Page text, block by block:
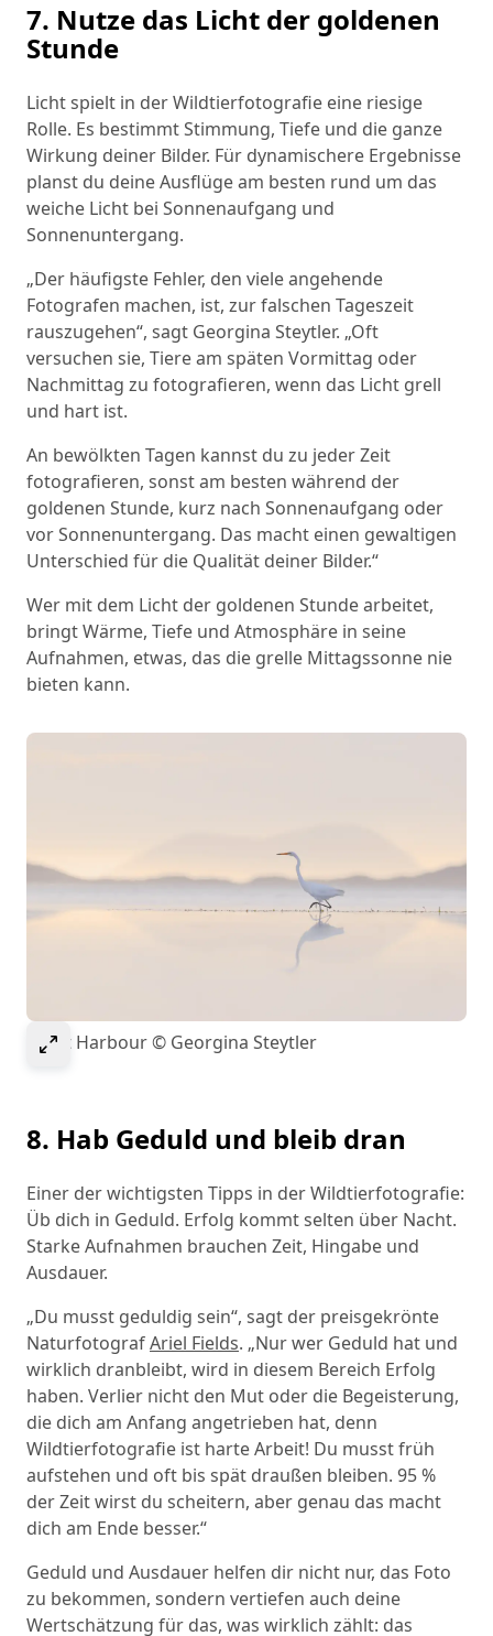
7. Nutze das Licht der goldenen
Stunde
Licht spielt in der Wildtierfotografie eine riesige
Rolle. Es bestimmt Stimmung, Tiefe und die ganze
Wirkung deiner Bilder. Für dynamischere Ergebnisse
planst du deine Ausflüge am besten rund um das
weiche Licht bei Sonnenaufgang und
Sonnenuntergang.
„Der häufigste Fehler, den viele angehende
Fotografen machen, ist, zur falschen Tageszeit
rauszugehen“, sagt Georgina Steytler. „Oft
versuchen sie, Tiere am späten Vormittag oder
Nachmittag zu fotografieren, wenn das Licht grell
und hart ist.
An bewölkten Tagen kannst du zu jeder Zeit
fotografieren, sonst am besten während der
goldenen Stunde, kurz nach Sonnenaufgang oder
vor Sonnenuntergang. Das macht einen gewaltigen
Unterschied für die Qualität deiner Bilder.“
Wer mit dem Licht der goldenen Stunde arbeitet,
bringt Wärme, Tiefe und Atmosphäre in seine
Aufnahmen, etwas, das die grelle Mittagssonne nie
bieten kann.
Select to expand image
Egret Harbour © Georgina Steytler
8. Hab Geduld und bleib dran
Einer der wichtigsten Tipps in der Wildtierfotografie:
Üb dich in Geduld. Erfolg kommt selten über Nacht.
Starke Aufnahmen brauchen Zeit, Hingabe und
Ausdauer.
„Du musst geduldig sein“, sagt der preisgekrönte
NaturfotografAriel Fields. „Nur wer Geduld hat und
wirklich dranbleibt, wird in diesem Bereich Erfolg
haben. Verlier nicht den Mut oder die Begeisterung,
die dich am Anfang angetrieben hat, denn
Wildtierfotografie ist harte Arbeit! Du musst früh
aufstehen und oft bis spät draußen bleiben. 95 %
der Zeit wirst du scheitern, aber genau das macht
dich am Ende besser.“
Geduld und Ausdauer helfen dir nicht nur, das Foto
zu bekommen, sondern vertiefen auch deine
Wertschätzung für das, was wirklich zählt: das